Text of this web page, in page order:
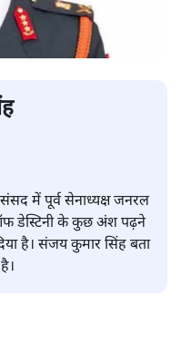
संसद में पूर्व सेनाध्यक्ष जनरल
डेस्टिनी के कुछ अंश पढ़ने
है। संजय कुमार सिंह बता